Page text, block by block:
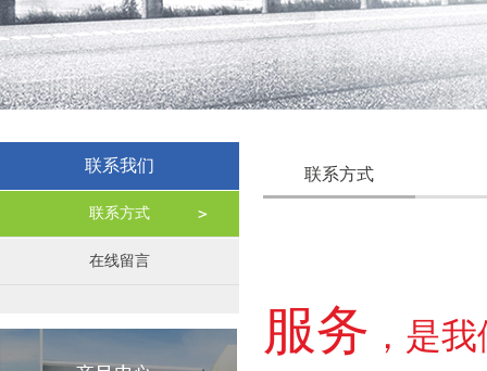
联系我们
联系方式
在线留言
联系方式
服务 ，是